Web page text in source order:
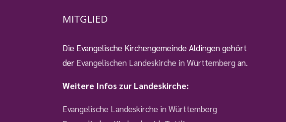
MITGLIED
Die Evangelische Kirchengemeinde Aldingen gehört
der Evangelischen Landeskirche in Württemberg an.
Weitere Infos zur Landeskirche:
Evangelische Landeskirche in Württemberg